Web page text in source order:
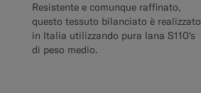
Resistente e comunque raffinato,
questo tessuto bilanciato è realizzato
in Italia utilizzando pura lana S110's
di peso medio.